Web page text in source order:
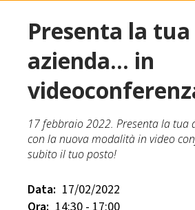
Presenta la tua
azienda... in
17 febbraio 2022. Presenta la tua
con la nuova modalità in video
subito il tuo posto!
Data: 17/02/2022